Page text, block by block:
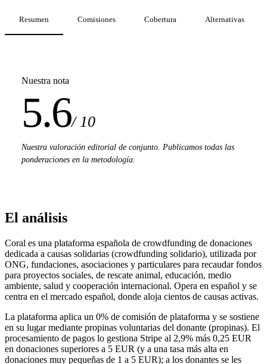
Resumen Comisiones Cobertura Alternativas
Nuestra nota
5.6/ 10
Nuestra valoración editorial de conjunto. Publicamos todas las
ponderaciones en la metodología.
El análisis
Coral es una plataforma española de crowdfunding de donaciones
dedicada a causas solidarias (crowdfunding solidario), utilizada por
ONG, fundaciones, asociaciones y particulares para recaudar fondos
para proyectos sociales, de rescate animal, educación, medio
ambiente, salud y cooperación internacional. Opera en español y se
centra en el mercado español, donde aloja cientos de causas activas.
La plataforma aplica un 0% de comisión de plataforma y se sostiene
en su lugar mediante propinas voluntarias del donante (propinas). El
procesamiento de pagos lo gestiona Stripe al 2,9% más 0,25 EUR
en donaciones superiores a 5 EUR (y a una tasa más alta en
donaciones muy pequeñas de 1 a 5 EUR); a los donantes se les